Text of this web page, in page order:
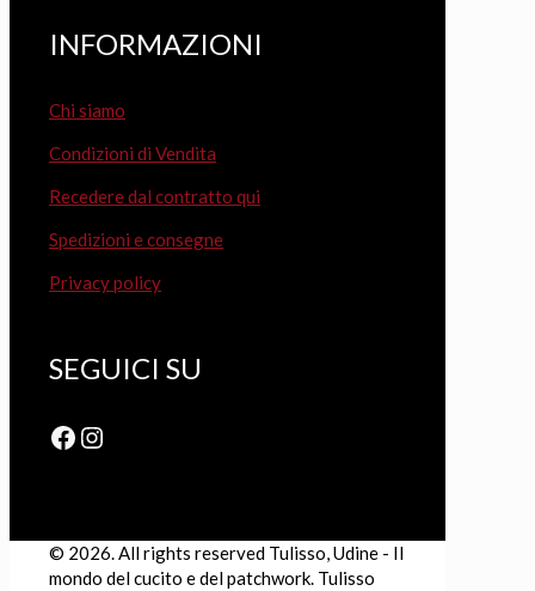
INFORMAZIONI
Chi siamo
Condizioni di Vendita
Recedere dal contratto qui
Spedizioni e consegne
Privacy policy
SEGUICI SU
Facebook
Instagram
© 2026. All rights reserved Tulisso, Udine - Il
mondo del cucito e del patchwork. Tulisso